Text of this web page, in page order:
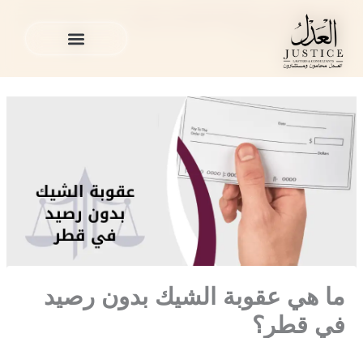
المحتوى
المدونة القانونية
بدون رصيد في قطر؟
ما هي عقوبة الشيك بدون رصيد
في قطر؟